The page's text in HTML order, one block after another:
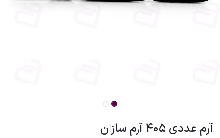
آرم عددی 405 آرم سازان